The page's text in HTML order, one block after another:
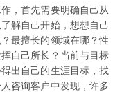
，首先需要明确自己从
解自己开始，想想自己
最擅长的领域在哪？性
自己所长？当前与目标
出自己的生涯目标，找
咨询客户中发现，许多